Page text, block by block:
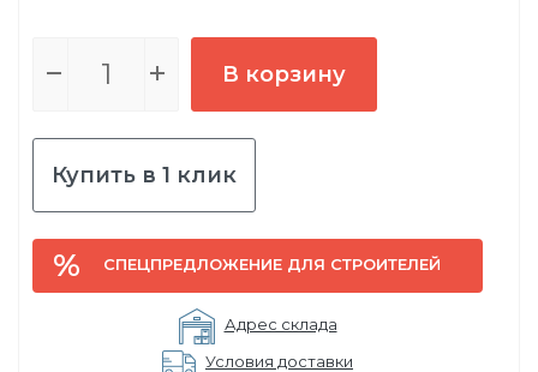
В корзину
Купить в 1 клик
СПЕЦПРЕДЛОЖЕНИЕ ДЛЯ СТРОИТЕЛЕЙ
Адрес склада
Условия доставки